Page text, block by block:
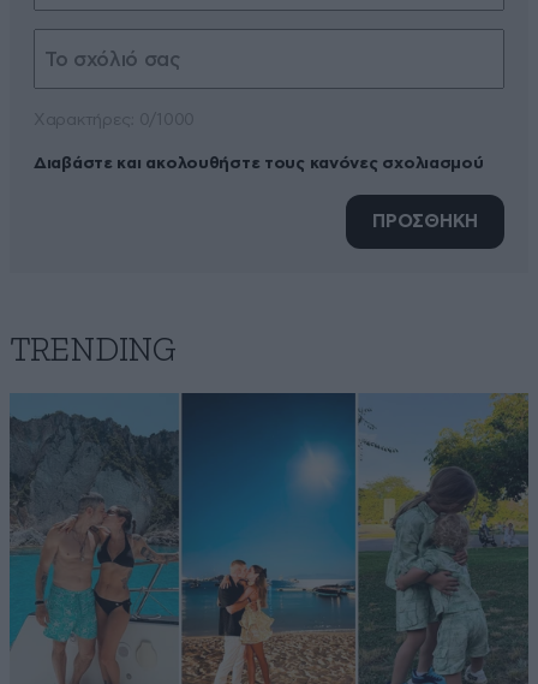
Διαβάστε και ακολουθήστε τους κανόνες σχολιασμού
ΠΡΟΣΘΗΚΗ
TRENDING